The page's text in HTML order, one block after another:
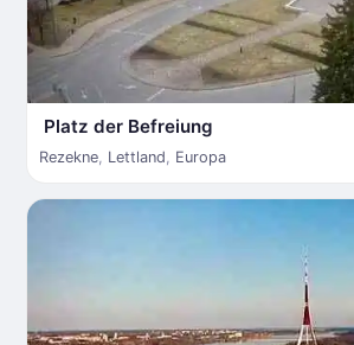
Platz der Befreiung
Rezekne, Lettland, Europa